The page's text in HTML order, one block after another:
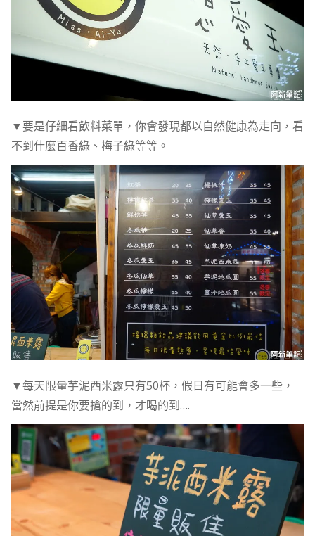
▼要是仔細看飲料菜單，你會發現都以自然健康為走向，看
不到什麼百香綠、梅子綠等等。
▼每天限量芋泥西米露只有50杯，假日有可能會多一些，
當然前提是你要搶的到，才喝的到….